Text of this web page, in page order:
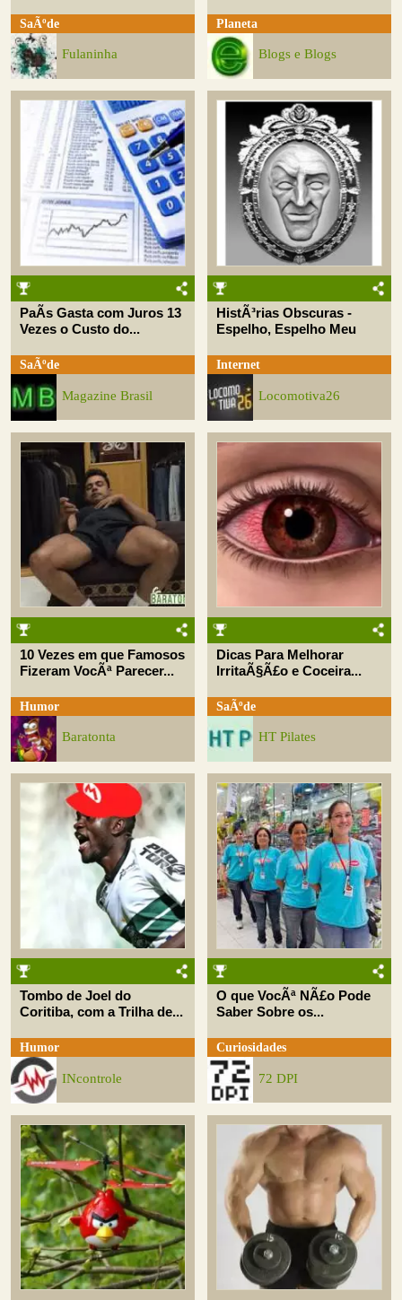
SaÃºde
Fulaninha
Planeta
Blogs e Blogs
PaÃ­s Gasta com Juros 13
Vezes o Custo do...
SaÃºde
Magazine Brasil
HistÃ³rias Obscuras -
Espelho, Espelho Meu
Internet
Locomotiva26
10 Vezes em que Famosos
Fizeram VocÃª Parecer...
Humor
Baratonta
Dicas Para Melhorar
IrritaÃ§Ã£o e Coceira...
SaÃºde
HT Pilates
Tombo de Joel do
Coritiba, com a Trilha de...
Humor
INcontrole
O que VocÃª NÃ£o Pode
Saber Sobre os...
Curiosidades
72 DPI